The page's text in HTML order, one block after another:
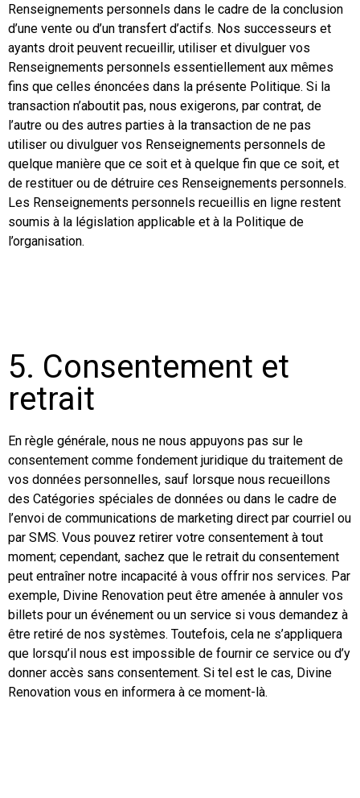
Renseignements personnels dans le cadre de la conclusion
d’une vente ou d’un transfert d’actifs. Nos successeurs et
ayants droit peuvent recueillir, utiliser et divulguer vos
Renseignements personnels essentiellement aux mêmes
fins que celles énoncées dans la présente Politique. Si la
transaction n’aboutit pas, nous exigerons, par contrat, de
l’autre ou des autres parties à la transaction de ne pas
utiliser ou divulguer vos Renseignements personnels de
quelque manière que ce soit et à quelque fin que ce soit, et
de restituer ou de détruire ces Renseignements personnels.
Les Renseignements personnels recueillis en ligne restent
soumis à la législation applicable et à la Politique de
l’organisation.
5. Consentement et
retrait
En règle générale, nous ne nous appuyons pas sur le
consentement comme fondement juridique du traitement de
vos données personnelles, sauf lorsque nous recueillons
des Catégories spéciales de données ou dans le cadre de
l’envoi de communications de marketing direct par courriel ou
par SMS. Vous pouvez retirer votre consentement à tout
moment; cependant, sachez que le retrait du consentement
peut entraîner notre incapacité à vous offrir nos services. Par
exemple, Divine Renovation peut être amenée à annuler vos
billets pour un événement ou un service si vous demandez à
être retiré de nos systèmes. Toutefois, cela ne s’appliquera
que lorsqu’il nous est impossible de fournir ce service ou d’y
donner accès sans consentement. Si tel est le cas, Divine
Renovation vous en informera à ce moment-là.